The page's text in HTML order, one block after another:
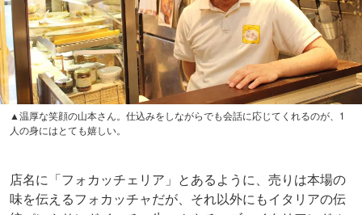
▲温厚な笑顔の山本さん。仕込みをしながらでも会話に応じてくれるのが、1
人の身にはとても嬉しい。
店名に「フォカッチェリア」とあるように、売りは本場の
味を伝えるフォカッチャだが、それ以外にもイタリアの伝